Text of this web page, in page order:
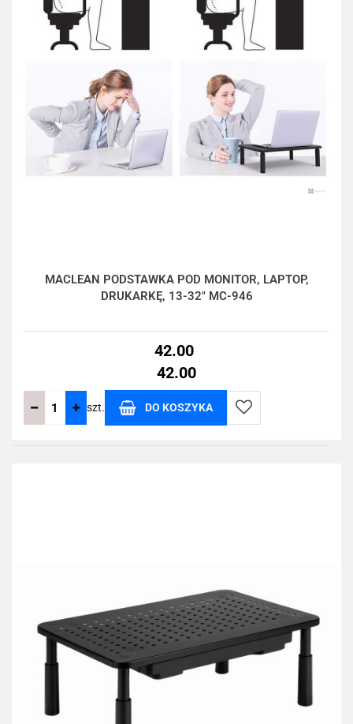
MACLEAN PODSTAWKA POD MONITOR, LAPTOP,
DRUKARKĘ, 13-32" MC-946
42.00
42.00
szt. DO KOSZYKA
Do